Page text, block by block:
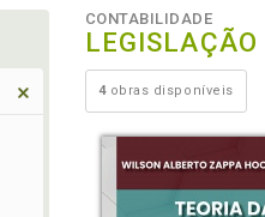
CONTABILIDADE
LEGISLAÇÃO
4obras disponíveis